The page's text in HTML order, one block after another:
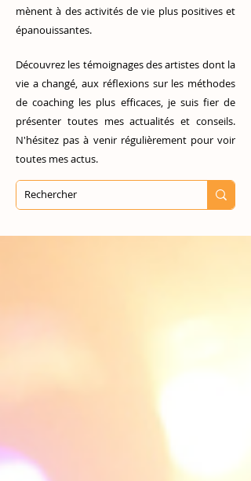
mènent à des activités de vie plus positives et
épanouissantes.
Découvrez les témoignages des artistes dont la
vie a changé, aux réflexions sur les méthodes
de coaching les plus efficaces, je suis fier de
présenter toutes mes actualités et conseils.
N'hésitez pas à venir régulièrement pour voir
toutes mes actus.